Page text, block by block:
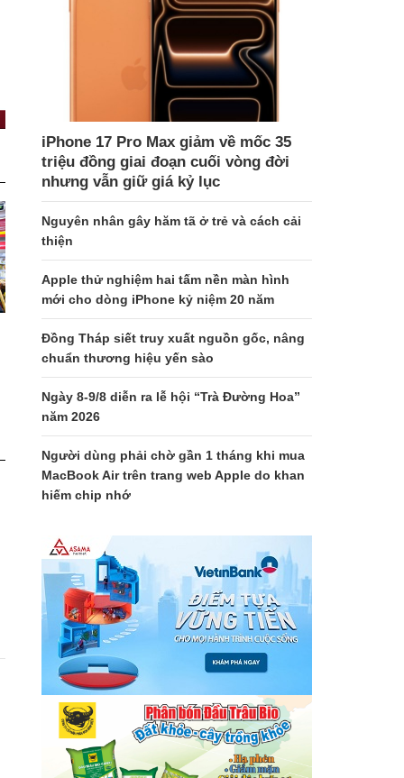
iPhone 17 Pro Max giảm về mốc 35
triệu đồng giai đoạn cuối vòng đời
nhưng vẫn giữ giá kỷ lục
Nguyên nhân gây hăm tã ở trẻ và cách cải
thiện
Apple thử nghiệm hai tấm nền màn hình
mới cho dòng iPhone kỷ niệm 20 năm
Đồng Tháp siết truy xuất nguồn gốc, nâng
chuẩn thương hiệu yến sào
Ngày 8-9/8 diễn ra lễ hội “Trà Đường Hoa”
năm 2026
Người dùng phải chờ gần 1 tháng khi mua
MacBook Air trên trang web Apple do khan
hiếm chip nhớ